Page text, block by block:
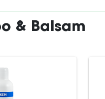
& Balsam